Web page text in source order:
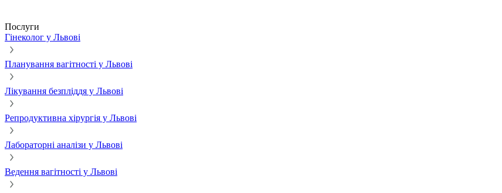
Послуги
Гінеколог у Львові
Планування вагітності у Львові
Лікування безпліддя у Львові
Репродуктивна хірургія у Львові
Лабораторні аналізи у Львові
Ведення вагітності у Львові